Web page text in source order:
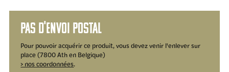
Pas d'envoi postal
Pour pouvoir acquérir ce produit, vous devez venir l'enlever sur
place (7800 Ath en Belgique)
> nos coordonnées.